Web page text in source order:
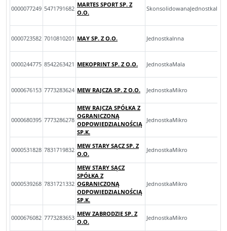
0000077249 5471791682
MARTES SPORT SP. Z
O.O.
0000723582 7010810201 MAY SP. Z O.O. JednostkaInna
0000244775 8542263421 MEKOPRINT SP. Z O.O. JednostkaMala
0000676153 7773283624 MEW RAJCZA SP. Z O.O. JednostkaMikro
0000680395 7773286278
MEW RAJCZA SPÓŁKA Z
OGRANICZONĄ
ODPOWIEDZIALNOŚCIĄ
SP.K.
JednostkaMikro
0000531828 7831719832
MEW STARY SĄCZ SP. Z
O.O.
JednostkaMikro
0000539268 7831721332
MEW STARY SĄCZ
SPÓŁKA Z
OGRANICZONĄ
ODPOWIEDZIALNOŚCIĄ
SP.K.
JednostkaMikro
0000676082 7773283653
MEW ZABRODZIE SP. Z
O.O.
JednostkaMikro